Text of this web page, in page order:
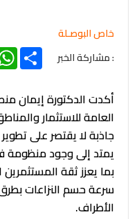
خاص البوصـلة
: مشاركة الخبر
Share
أكدت الدكتورة إيمان
العامة للاستثمار
جاذبة لا يقتصر على
يمتد إلى وجود منظومة
بما يعزز ثقة
سرعة حسم النزاعات
الأطراف.